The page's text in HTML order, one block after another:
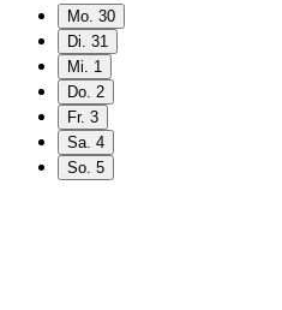
Mo. 30
Di. 31
Mi. 1
Do. 2
Fr. 3
Sa. 4
So. 5